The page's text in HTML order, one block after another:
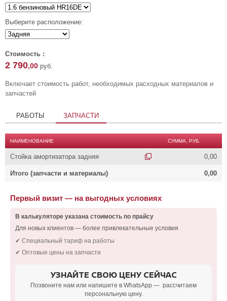
Выберите расположение:
Стоимость :
2 790,00 руб.
Включает стоимость работ, необходимых расходных материалов и
запчастей
РАБОТЫ ЗАПЧАСТИ
НАИМЕНОВАНИЕ СУММА, РУБ.
Стойка амортизатора задняя 0,00
Итого (запчасти и материалы) 0,00
Первый визит — на выгодных условиях
В калькуляторе указана стоимость по прайсу
Для новых клиентов — более привлекательные условия
✔ Специальный тариф на работы
✔ Оптовые цены на запчасти
УЗНАЙТЕ СВОЮ ЦЕНУ СЕЙЧАС
Позвоните нам или напишите в WhatsApp — рассчитаем
персональную цену.